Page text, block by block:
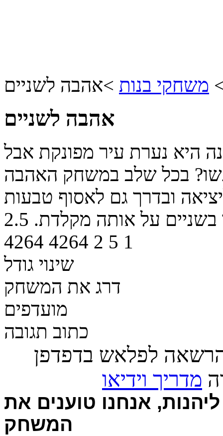
משחקי בנות >אהבה לשניים
אהבה לשניים
היא נערת עיר מפונקת אבל
בכל שלב במשחק האהבה
ובדרך גם לאסוף טבעות
על אותה מקלדת. 2.5
4264 4264 2 5 1
שינוי גודל
דרג את המשחק
מועדפים
כתוב תגובה
לפלאש בדפדפן
מדריך וידיאו
אנחנו טוענים את
המשחק